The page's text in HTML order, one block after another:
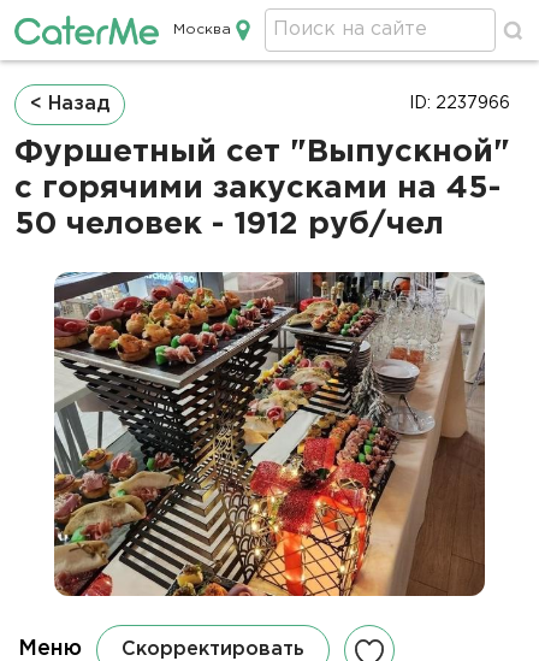
Кейтеринг в Москве
Москва
Строка
навигации
< Назад
Фуршетный сет "Выпускной"
с горячими закусками на 45-
50 человек - 1912 руб/чел
ID: 2237966
Меню Скорректировать